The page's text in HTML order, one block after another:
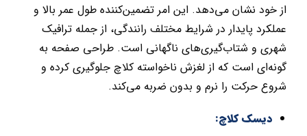
از خود نشان می‌دهد. این امر تضمین‌کننده طول عمر بالا و
عملکرد پایدار در شرایط مختلف رانندگی، از جمله ترافیک
شهری و شتاب‌گیری‌های ناگهانی است. طراحی صفحه به
گونه‌ای است که از لغزش ناخواسته کلاچ جلوگیری کرده و
شروع حرکت را نرم و بدون ضربه می‌کند.
دیسک کلاچ: